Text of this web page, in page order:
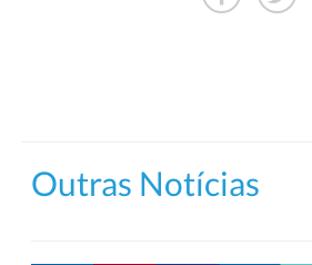
Outras Notícias